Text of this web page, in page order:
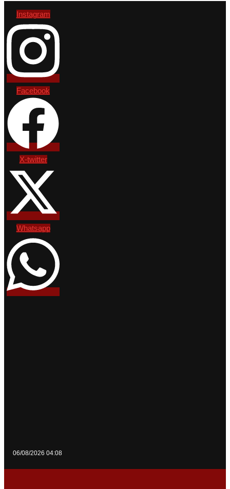
Instagram
Facebook
X-twitter
Whatsapp
06/08/2026 04:08